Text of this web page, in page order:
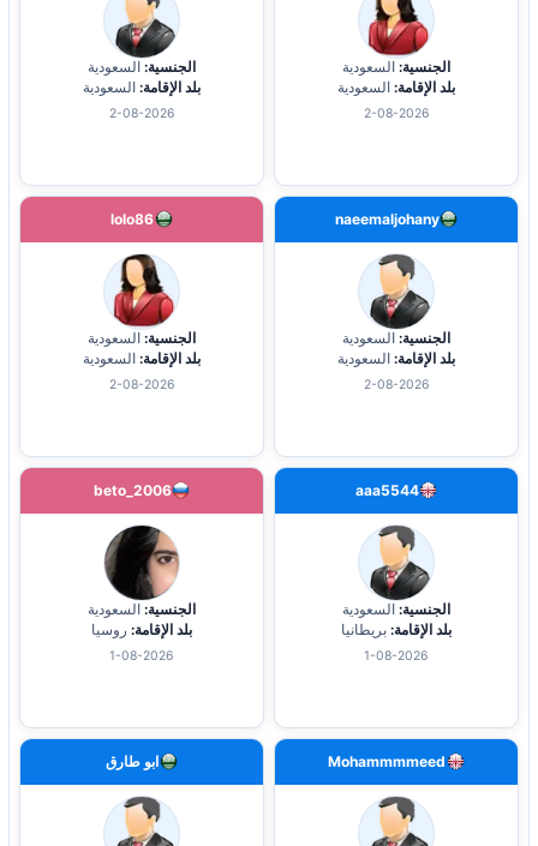
الجنسية: السعودية
بلد الإقامة: السعودية
2-08-2026
الجنسية: السعودية
بلد الإقامة: السعودية
2-08-2026
naeemaljohany
الجنسية: السعودية
بلد الإقامة: السعودية
2-08-2026
lolo86
الجنسية: السعودية
بلد الإقامة: السعودية
2-08-2026
aaa5544
الجنسية: السعودية
بلد الإقامة: بريطانيا
1-08-2026
beto_2006
الجنسية: السعودية
بلد الإقامة: روسيا
1-08-2026
Mohammmmeed ابو طارق